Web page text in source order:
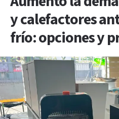
y calefactores
frío: opciones y